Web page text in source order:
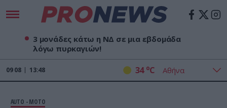
3 μονάδες κάτω η ΝΔ σε μια εβδομάδα
λόγω πυρκαγιών!
09 08 13:49 34 oC
AUTO - MOTO